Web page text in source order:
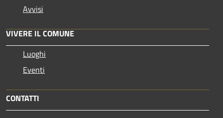
Avvisi
VIVERE IL COMUNE
Luoghi
Eventi
CONTATTI